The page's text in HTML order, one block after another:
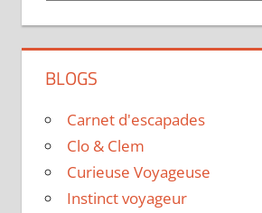
BLOGS
Carnet d'escapades
Clo & Clem
Curieuse Voyageuse
Instinct voyageur